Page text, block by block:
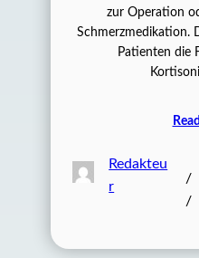
zur Operation
Schmerzmedikation.
Patienten die
Redakteu
r
/
/